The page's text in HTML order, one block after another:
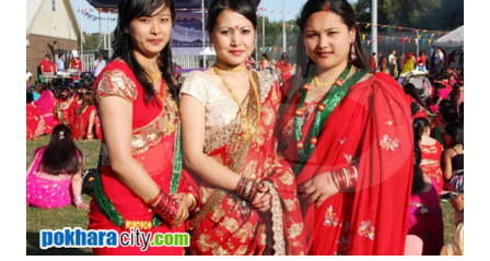
सुसंस्कृत समाज निर्माणका लागि हाम्रो के कति योगदान रहन्छ ? हामी भन्ने गर्दछौं, हाम्रो
देश अत्यन्तै अब्यबस्थित छ । यहाँ कानुनी शासनको अभाव छ । नेताहरु सबै चोर हुन
। फटाहा छन । तर हामी आफै सम्मानित संसदबाट ऐन कानुनका रुपमा पास भएर
आएका नियमहरु...